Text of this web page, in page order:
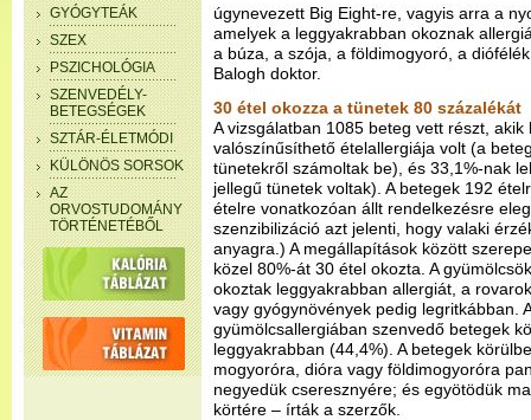
GYÓGYTEÁK
SZEX
PSZICHOLÓGIA
SZENVEDÉLY-
BETEGSÉGEK
SZTÁR-ÉLETMÓDI
KÜLÖNÖS SORSOK
AZ
ORVOSTUDOMÁNY
TÖRTÉNETÉBŐL
úgynevezett Big Eight-re, vagyis arra a
amelyek a leggyakrabban okoznak
a búza, a szója, a földimogyoró, a
Balogh doktor.
30 étel okozza a tünetek 80 százalékát
A vizsgálatban 1085 beteg vett részt, akik
valószínűsíthető ételallergiája volt (a
tünetekről számoltak be), és 33,1%-nak
jellegű tünetek voltak). A betegek 192
ételre vonatkozóan állt rendelkezésre
szenzibilizáció azt jelenti, hogy valaki
anyagra.) A megállapítások között
közel 80%-át 30 étel okozta. A
okoztak leggyakrabban allergiát, a
vagy gyógynövények pedig legritkábban.
gyümölcsallergiában szenvedő betegek
leggyakrabban (44,4%). A betegek
mogyoróra, dióra vagy földimogyoróra
negyedük cseresznyére; és egyötödük
körtére – írták a szerzők.